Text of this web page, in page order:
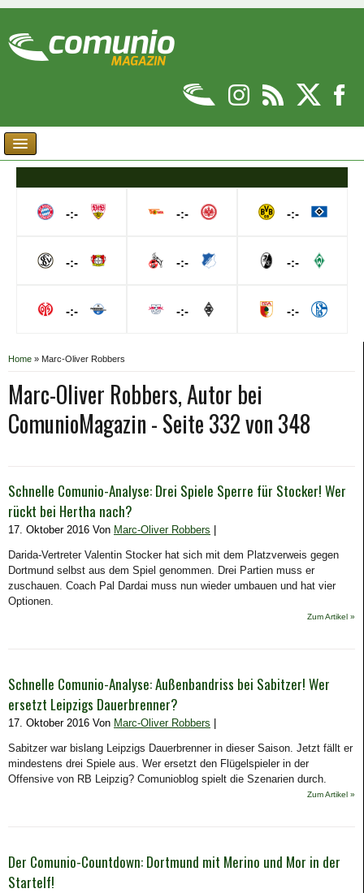
-:-
-:-
-:-
-:-
-:-
-:-
-:-
-:-
-:-
Home » Marc-Oliver Robbers
Marc-Oliver Robbers, Autor bei
ComunioMagazin - Seite 332 von 348
Schnelle Comunio-Analyse: Drei Spiele Sperre für Stocker! Wer
rückt bei Hertha nach?
17. Oktober 2016 Von Marc-Oliver Robbers
Darida-Vertreter Valentin Stocker hat sich mit dem Platzverweis gegen
Dortmund selbst aus dem Spiel genommen. Drei Partien muss er
zuschauen. Coach Pal Dardai muss nun wieder umbauen und hat vier
Optionen.
Zum Artikel »
Schnelle Comunio-Analyse: Außenbandriss bei Sabitzer! Wer
ersetzt Leipzigs Dauerbrenner?
17. Oktober 2016 Von Marc-Oliver Robbers
Sabitzer war bislang Leipzigs Dauerbrenner in dieser Saison. Jetzt fällt er
mindestens drei Spiele aus. Wer ersetzt den Flügelspieler in der
Offensive von RB Leipzig? Comunioblog spielt die Szenarien durch.
Zum Artikel »
Der Comunio-Countdown: Dortmund mit Merino und Mor in der
Startelf!